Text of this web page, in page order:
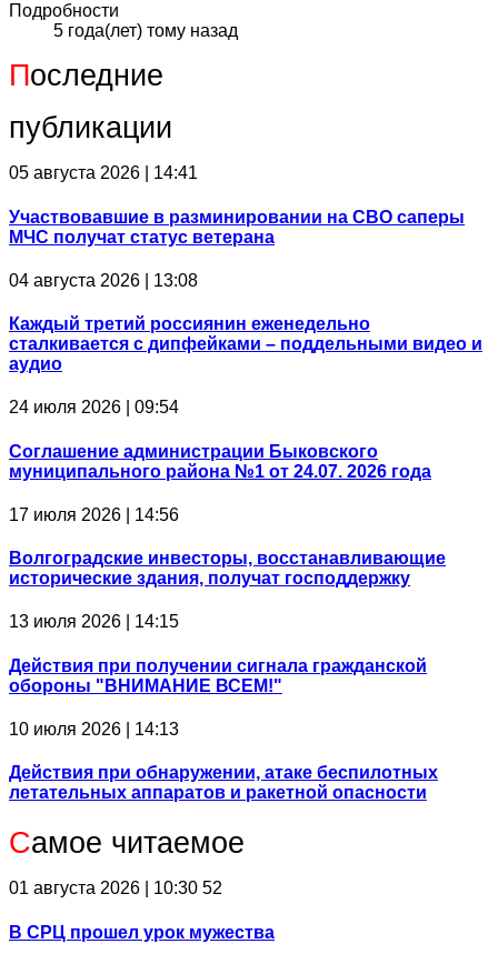
Подробности
5 года(лет) тому назад
Последние
публикации
05 августа 2026 | 14:41
Участвовавшие в разминировании на СВО саперы
МЧС получат статус ветерана
04 августа 2026 | 13:08
Каждый третий россиянин еженедельно
сталкивается с дипфейками – поддельными видео и
аудио
24 июля 2026 | 09:54
Соглашение администрации Быковского
муниципального района №1 от 24.07. 2026 года
17 июля 2026 | 14:56
Волгоградские инвесторы, восстанавливающие
исторические здания, получат господдержку
13 июля 2026 | 14:15
Действия при получении сигнала гражданской
обороны "ВНИМАНИЕ ВСЕМ!"
10 июля 2026 | 14:13
Действия при обнаружении, атаке беспилотных
летательных аппаратов и ракетной опасности
Самое читаемое
01 августа 2026 | 10:30 52
В СРЦ прошел урок мужества